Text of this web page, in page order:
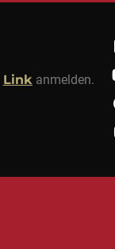
Link anmelden.